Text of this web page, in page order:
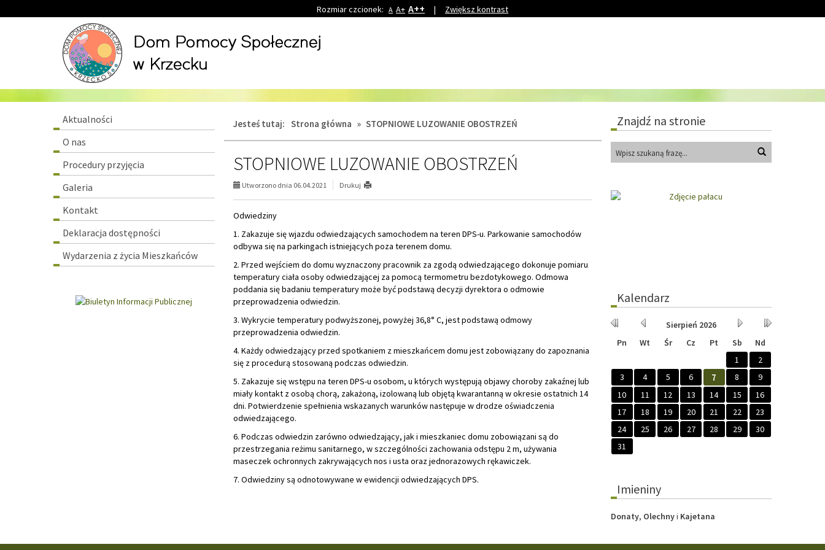
Rozmiar czcionek: A A+ A++ | Zwiększ kontrast
Menu
główne
Aktualności
O nas
Procedury przyjęcia
Galeria
Kontakt
Deklaracja dostępności
Wydarzenia z życia Mieszkańców
Jesteś tutaj: Strona główna » STOPNIOWE LUZOWANIE OBOSTRZEŃ
STOPNIOWE LUZOWANIE OBOSTRZEŃ
Utworzono dnia 06.04.2021 Drukuj
Odwiedziny
1. Zakazuje się wjazdu odwiedzających samochodem na teren DPS-u. Parkowanie samochodów
odbywa się na parkingach istniejących poza terenem domu.
2. Przed wejściem do domu wyznaczony pracownik za zgodą odwiedzającego dokonuje pomiaru
temperatury ciała osoby odwiedzającej za pomocą termometru bezdotykowego. Odmowa
poddania się badaniu temperatury może być podstawą decyzji dyrektora o odmowie
przeprowadzenia odwiedzin.
3. Wykrycie temperatury podwyższonej, powyżej 36,8° C, jest podstawą odmowy
przeprowadzenia odwiedzin.
4. Każdy odwiedzający przed spotkaniem z mieszkańcem domu jest zobowiązany do zapoznania
się z procedurą stosowaną podczas odwiedzin.
5. Zakazuje się wstępu na teren DPS-u osobom, u których występują objawy choroby zakaźnej lub
miały kontakt z osobą chorą, zakażoną, izolowaną lub objętą kwarantanną w okresie ostatnich 14
dni. Potwierdzenie spełnienia wskazanych warunków następuje w drodze oświadczenia
odwiedzającego.
6. Podczas odwiedzin zarówno odwiedzający, jak i mieszkaniec domu zobowiązani są do
przestrzegania reżimu sanitarnego, w szczególności zachowania odstępu 2 m, używania
maseczek ochronnych zakrywających nos i usta oraz jednorazowych rękawiczek.
7. Odwiedziny są odnotowywane w ewidencji odwiedzających DPS.
Znajdź na stronie
Kalendarz
Rok
Miesiąc
wcześniej
Sierpień 2026
Miesiąc Rok
Pn Wt Śr Cz Pt Sb
Nd
1
2
3
4 5 6 7 8
9
10
11 12 13 14 15
16
17
18 19 20 21 22
23
24
25 26 27 28 29
30
31
Imieniny
Donaty, Olechnyi Kajetana